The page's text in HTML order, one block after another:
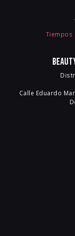
Tiempos
Calle Eduardo